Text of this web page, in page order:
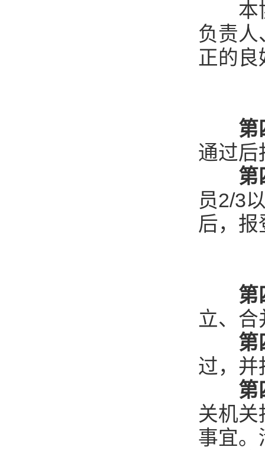
本协
负责人
正的良
第
通过后
第
员2/3
后，报
第
立、
第
过，并
第
关机关
事宜。